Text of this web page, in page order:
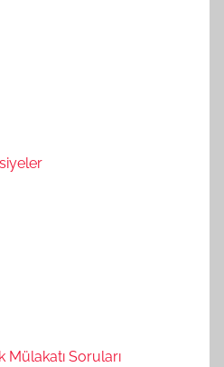
Mülakatı Soruları